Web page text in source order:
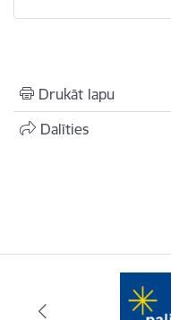
Drukāt lapu
Dalīties